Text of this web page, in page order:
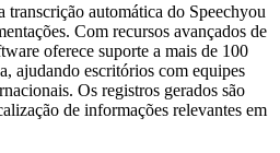
transcrição automática do Speechyou
Com recursos avançados de
oferece suporte a mais de 100
ajudando escritórios com equipes
Os registros gerados são
de informações relevantes em